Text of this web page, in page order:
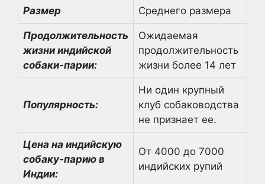
Размер Среднего размера
Продолжительность
жизни индийской
собаки-парии:
Ожидаемая
продолжительность
жизни более 14 лет
Популярность:
Ни один крупный
клуб собаководства
не признает ее.
Цена на индийскую
собаку-парию в
Индии:
От 4000 до 7000
индийских рупий